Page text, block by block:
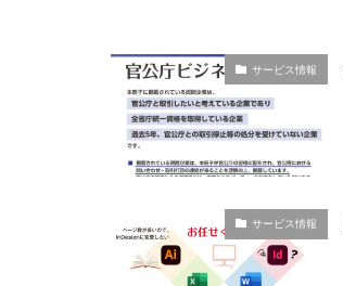
サービス情報
サービス情報